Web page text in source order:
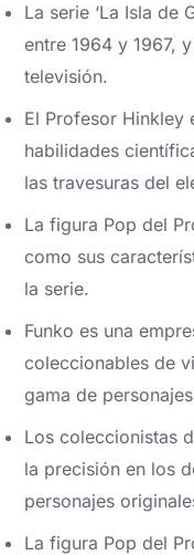
La serie ‘La Isla de
entre 1964 y 1967,
televisión.
El Profesor
habilidades
las travesuras del
La figura Pop del
como sus
la serie.
Funko es una
coleccionables de
gama de
Los coleccionistas
la precisión en los
personajes
La figura Pop del